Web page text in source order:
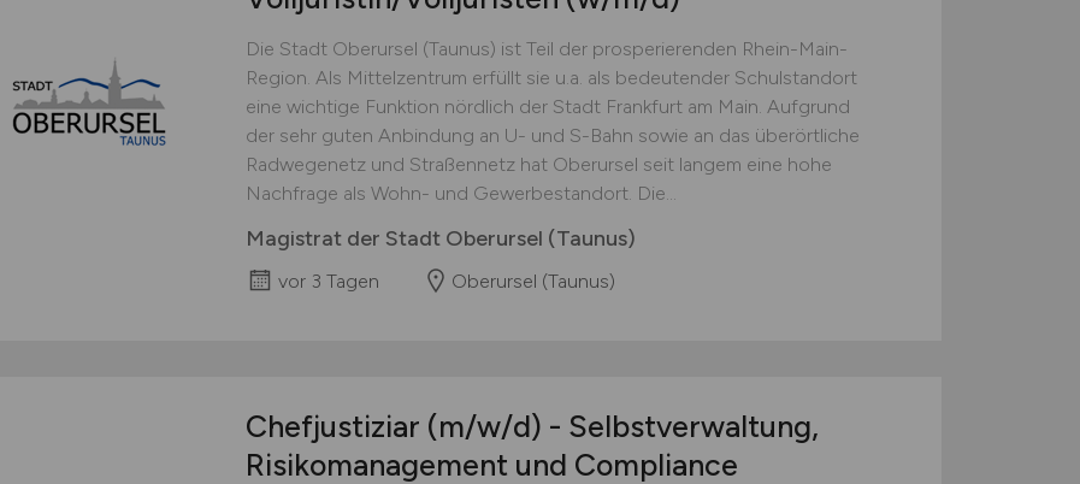
Die Stadt Oberursel (Taunus) ist Teil der prosperierenden Rhein-Main-
Region. Als Mittelzentrum erfüllt sie u.a. als bedeutender Schulstandort
eine wichtige Funktion nördlich der Stadt Frankfurt am Main. Aufgrund
der sehr guten Anbindung an U- und S-Bahn sowie an das überörtliche
Radwegenetz und Straßennetz hat Oberursel seit langem eine hohe
Nachfrage als Wohn- und Gewerbestandort. Die...
Magistrat der Stadt Oberursel (Taunus)
vor 3 Tagen Oberursel (Taunus)
Chefjustiziar (m/w/d) - Selbstverwaltung,
Risikomanagement und Compliance